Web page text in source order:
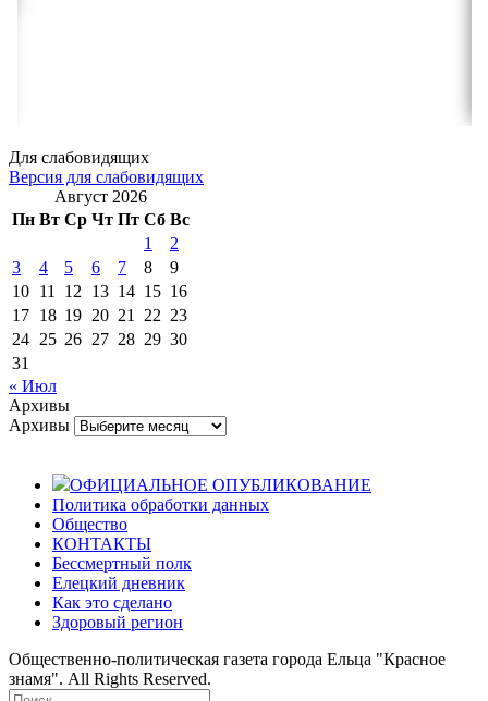
Для слабовидящих
Версия для слабовидящих
Август 2026
Пн Вт Ср Чт Пт Сб Вс
1
2
3
4 5 6 7 8
9
10 11 12 13 14 15 16
17 18 19 20 21 22 23
24 25 26 27 28 29 30
31
« Июл
Архивы
Архивы
ОФИЦИАЛЬНОЕ ОПУБЛИКОВАНИЕ
Политика обработки данных
Общество
КОНТАКТЫ
Бессмертный полк
Елецкий дневник
Как это сделано
Здоровый регион
Общественно-политическая газета города Ельца "Красное
знамя". All Rights Reserved.